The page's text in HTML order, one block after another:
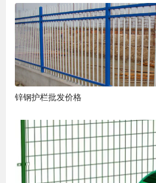
锌钢护栏批发价格